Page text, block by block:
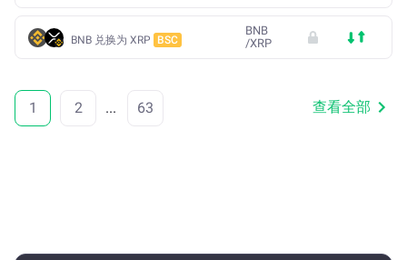
BNB 兑换为 XRP BSC
BNB
/XRP
1 2 ... 63 查看全部